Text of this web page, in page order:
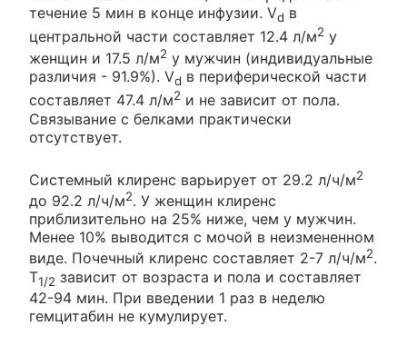
течение 5 мин в конце инфузии. Vd в
центральной части составляет 12.4 л/м2 у
женщин и 17.5 л/м2 у мужчин (индивидуальные
различия - 91.9%). Vd в периферической части
составляет 47.4 л/м2 и не зависит от пола.
Связывание с белками практически
отсутствует.
Системный клиренс варьирует от 29.2 л/ч/м2
до 92.2 л/ч/м2. У женщин клиренс
приблизительно на 25% ниже, чем у мужчин.
Менее 10% выводится с мочой в неизмененном
виде. Почечный клиренс составляет 2-7 л/ч/м2.
T1/2 зависит от возраста и пола и составляет
42-94 мин. При введении 1 раз в неделю
гемцитабин не кумулирует.